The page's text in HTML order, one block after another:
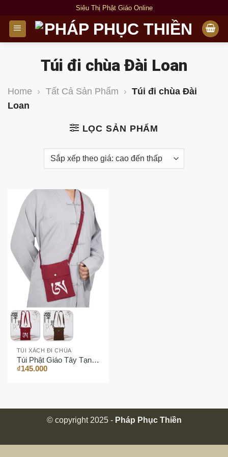
qua
nội
Siêu Thị Phật Giáo Online
Túi đi chùa Đài Loan
Home › Tất Cả Sản Phẩm › Túi đi chùa Đài
Loan
LỌC SẢN PHẨM
TÚI XÁCH ĐI CHÙA
Túi Phật Giáo Tây Tạng – Thêu “OM”
₫145.000
© copyright 2025 - Pháp Phục Thiền